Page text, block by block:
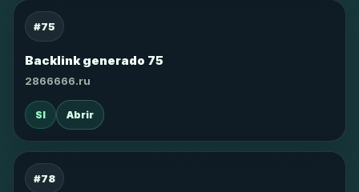
#75
Backlink generado 75
2866666.ru
SI Abrir
#78